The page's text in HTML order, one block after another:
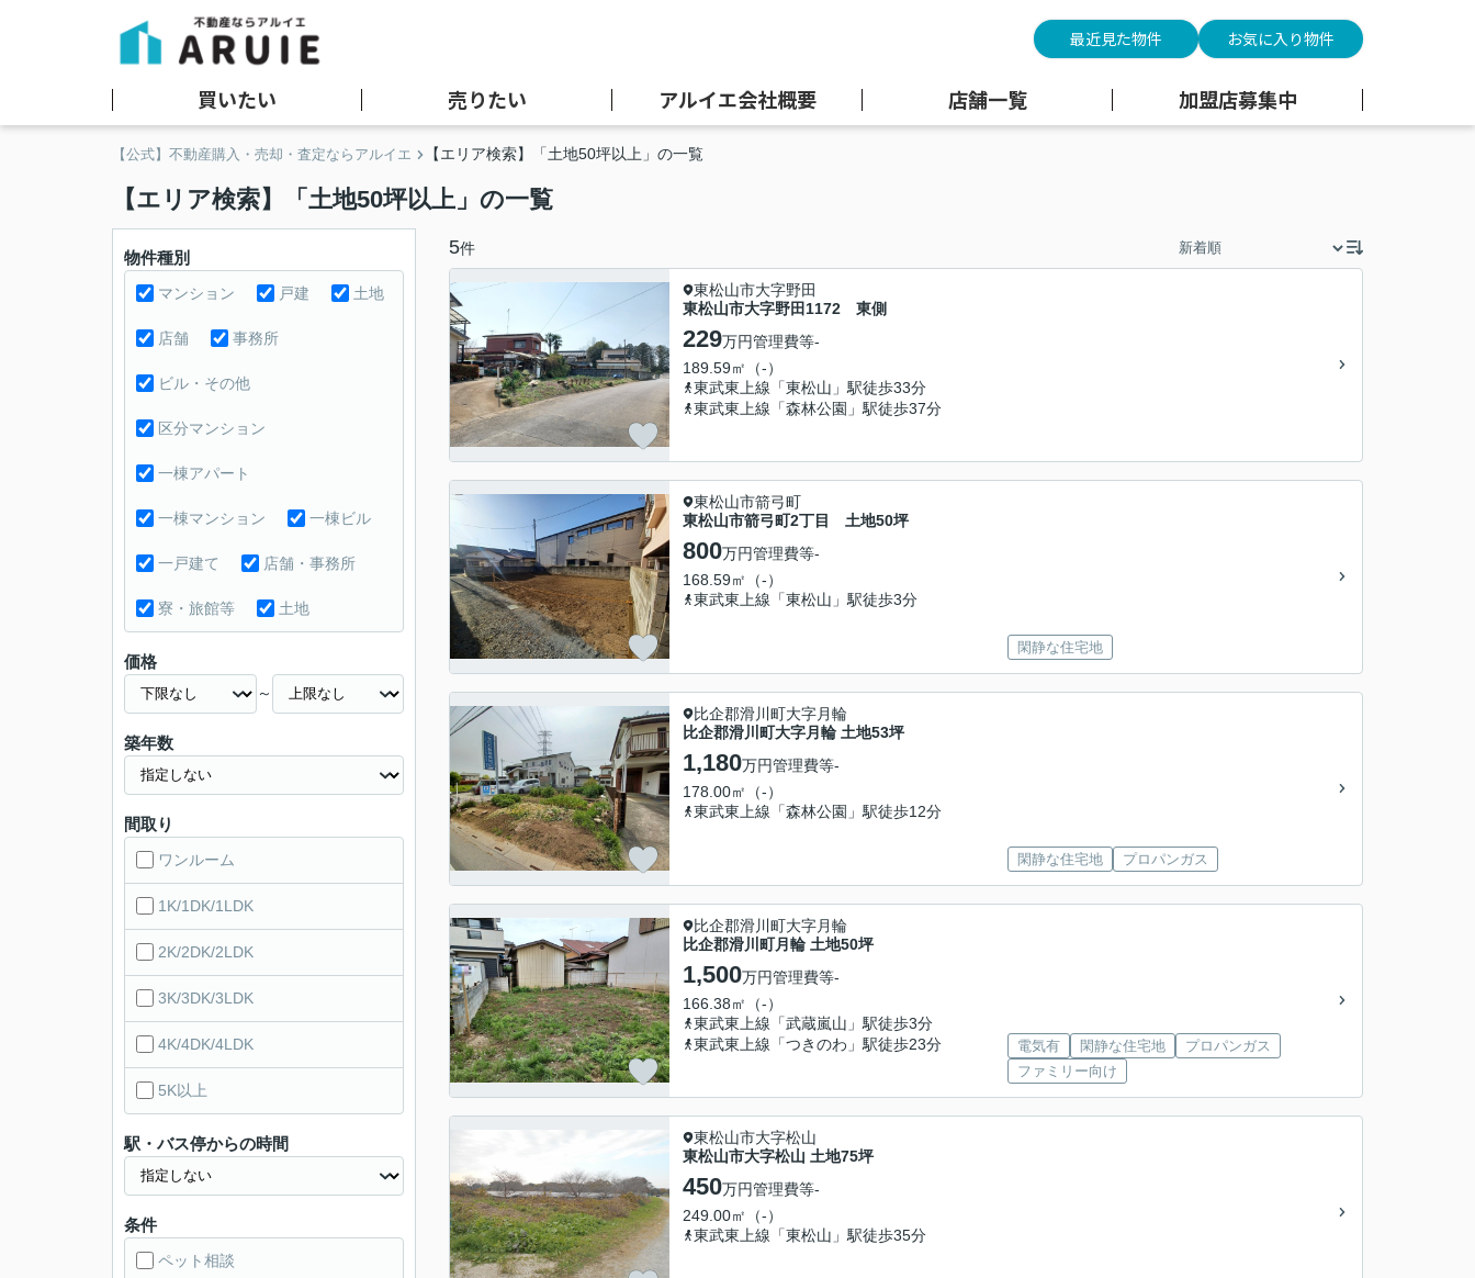
最近見た物件 お気に入り物件
買いたい 売りたい アルイエ会社概要 店舗一覧 加盟店募集中
【公式】不動産購入・売却・査定ならアルイエ 【エリア検索】「土地50坪以上」の一覧
【エリア検索】「土地50坪以上」の一覧
5件
東松山市大字野田
東松山市大字野田1172 東側
229万円管理費等-
189.59㎡（-）
東武東上線「東松山」駅徒歩33分
東武東上線「森林公園」駅徒歩37分
東松山市箭弓町
東松山市箭弓町2丁目 土地50坪
800万円管理費等-
168.59㎡（-）
東武東上線「東松山」駅徒歩3分
閑静な住宅地
比企郡滑川町大字月輪
比企郡滑川町大字月輪 土地53坪
1,180万円管理費等-
178.00㎡（-）
東武東上線「森林公園」駅徒歩12分
閑静な住宅地 プロパンガス
比企郡滑川町大字月輪
比企郡滑川町月輪 土地50坪
1,500万円管理費等-
166.38㎡（-）
東武東上線「武蔵嵐山」駅徒歩3分
東武東上線「つきのわ」駅徒歩23分
電気有 閑静な住宅地
プロパンガス
ファミリー向け
東松山市大字松山
東松山市大字松山 土地75坪
450万円管理費等-
249.00㎡（-）
東武東上線「東松山」駅徒歩35分
物件種別
マンション 戸建 土地
店舗 事務所
ビル・その他
区分マンション
一棟アパート
一棟マンション 一棟ビル
一戸建て 店舗・事務所
寮・旅館等 土地
価格
～
築年数
間取り
ワンルーム
1K/1DK/1LDK
2K/2DK/2LDK
3K/3DK/3LDK
4K/4DK/4LDK
5K以上
駅・バス停からの時間
条件
ペット相談